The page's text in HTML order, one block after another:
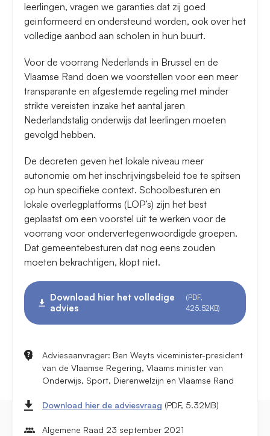
leerlingen, vragen we garanties dat zij goed
geïnformeerd en ondersteund worden, ook over het
volledige aanbod aan scholen in hun buurt.
Voor de voorrang Nederlands in Brussel en de
Vlaamse Rand doen we voorstellen voor een meer
transparante en afgestemde regeling met minder
strikte vereisten inzake het aantal jaren
Nederlandstalig onderwijs dat leerlingen moeten
gevolgd hebben.
De decreten geven het lokale niveau meer
autonomie om het inschrijvingsbeleid toe te spitsen
op hun specifieke context. Schoolbesturen en
lokale overlegplatforms (LOP’s) zijn het best
geplaatst om een voorstel uit te werken voor de
voorrang voor ondervertegenwoordigde groepen.
Dat gemeentebesturen dat nog eens zouden
moeten bekrachtigen, klopt niet.
Download hier het volledige
advies
(PDF,
425.52KB)
Adviesaanvrager: Ben Weyts viceminister-president
van de Vlaamse Regering, Vlaams minister van
Onderwijs, Sport, Dierenwelzijn en Vlaamse Rand
Download hier de adviesvraag (PDF, 5.32MB)
Algemene Raad 23 september 2021